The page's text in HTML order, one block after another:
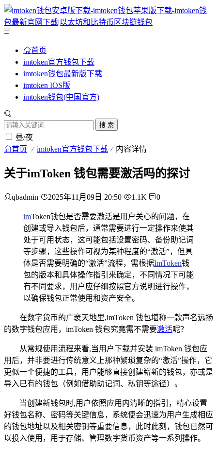
首页
imtoken官方钱包下载
imtoken钱包最新版下载
imtoken IOS版
imtoken钱包(中国官方)
搜 索
昼/夜
首页 imtoken官方钱包下载 内容详情
关于imToken 钱包需要激活吗的探讨
qbadmin 2025年11月09日 20:50 1.1K 0
imToken钱包是否需要激活是用户关心的问题，在
创建或导入钱包后，通常需要进行一定操作来使其
处于可用状态，这可能包括设置密码、备份助记词
等步骤，这些操作可视为某种程度的“激活”，但具
体是否需要明确的“激活”流程，需根据ImToken钱
包的版本和具体操作指引来确定，不同情况下可能
有不同要求，用户应仔细按照官方说明进行操作，
以确保钱包正常使用和资产安全。
在数字货币的广袤天地里,imToken 钱包堪称一款声名远扬
的数字钱包应用，imToken 钱包究竟需不需要激活呢？
从常规使用流程来看,当用户下载并安装 imToken 钱包应
用后，并非要进行传统意义上那种繁琐复杂的“激活”操作，它
更似一个便捷的工具，用户能够直接创建崭新的钱包，亦或是
导入已有的钱包（例如借助助记词、私钥等途径）。
当创建新钱包时,用户依照应用内清晰的指引，精心设置
好钱包名称、密码等关键信息，系统便会迅速为用户生成相应
的钱包地址以及相关密钥等重要信息，此时此刻，钱包已然可
以投入使用，用于存储、管理数字货币资产等一系列操作。